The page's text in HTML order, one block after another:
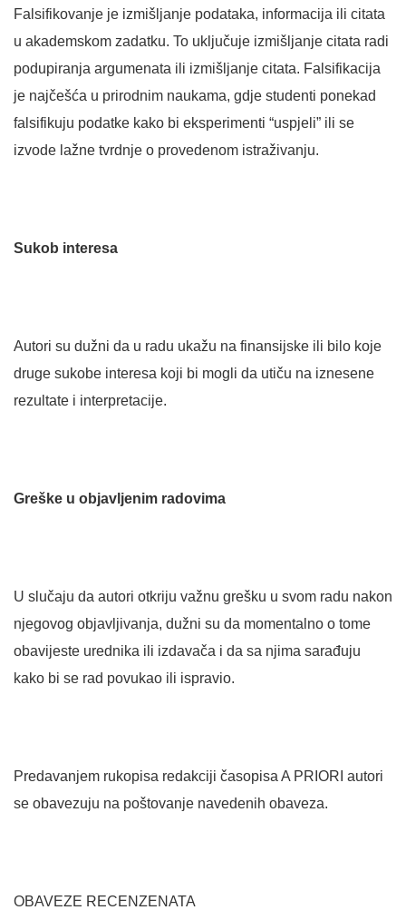
Falsifikovanje je izmišljanje podataka, informacija ili citata
u akademskom zadatku. To uključuje izmišljanje citata radi
podupiranja argumenata ili izmišljanje citata. Falsifikacija
je najčešća u prirodnim naukama, gdje studenti ponekad
falsifikuju podatke kako bi eksperimenti “uspjeli” ili se
izvode lažne tvrdnje o provedenom istraživanju.
Sukob interesa
Autori su dužni da u radu ukažu na finansijske ili bilo koje
druge sukobe interesa koji bi mogli da utiču na iznesene
rezultate i interpretacije.
Greške u objavljenim radovima
U slučaju da autori otkriju važnu grešku u svom radu nakon
njegovog objavljivanja, dužni su da momentalno o tome
obavijeste urednika ili izdavača i da sa njima sarađuju
kako bi se rad povukao ili ispravio.
Predavanjem rukopisa redakciji časopisa A PRIORI autori
se obavezuju na poštovanje navedenih obaveza.
OBAVEZE RECENZENATA